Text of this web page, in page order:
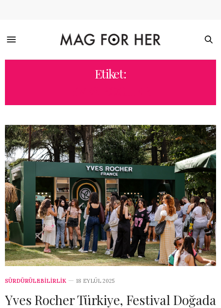
Etiket:
SÜRDÜRÜLEBİLİRLİK 18 EYLÜL 2025
Yves Rocher Türkiye, Festival Doğada